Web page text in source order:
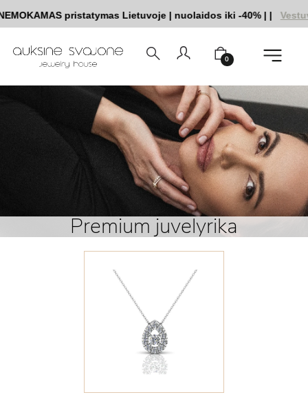
pristatymas Lietuvoje|nuolaidos iki -40%|| Vestuvinių
0
Premium juvelyrika